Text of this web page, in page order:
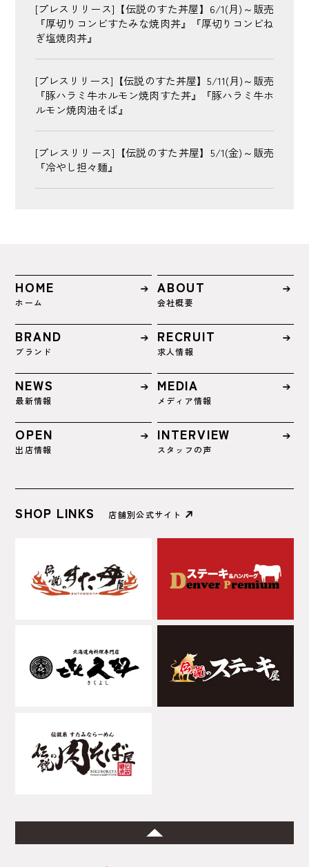
[プレスリリース]【伝説のすた丼屋】6/1(月)～販売
『厚切りコンビすたみな焼肉丼』『厚切りコンビね
ぎ塩焼肉丼』
[プレスリリース]【伝説のすた丼屋】5/11(月)～販売
『豚ハラミ牛ホルモン焼肉すた丼』『豚ハラミ牛ホ
ルモン焼肉油そば』
[プレスリリース]【伝説のすた丼屋】5/1(金)～販売
『冷やし担々麺』
HOME
ホーム
ABOUT
会社概要
BRAND
ブランド
RECRUIT
求人情報
NEWS
最新情報
MEDIA
メディア情報
OPEN
出店情報
INTERVIEW
スタッフの声
SHOP LINKS 店舗別公式サイト